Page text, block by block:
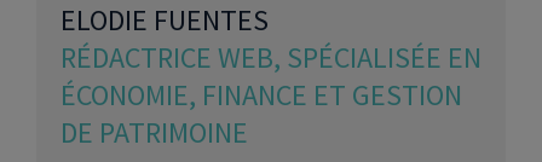
ELODIE FUENTES
RÉDACTRICE WEB, SPÉCIALISÉE EN
ÉCONOMIE, FINANCE ET GESTION
DE PATRIMOINE